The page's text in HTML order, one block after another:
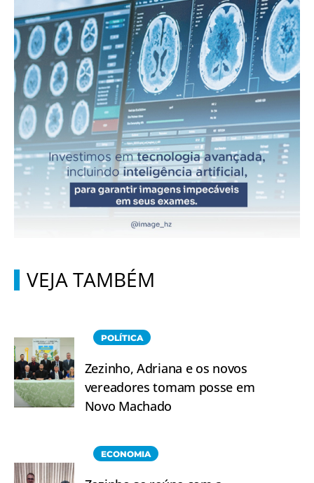
VEJA TAMBÉM
POLÍTICA
Zezinho, Adriana e os novos
vereadores tomam posse em
Novo Machado
ECONOMIA